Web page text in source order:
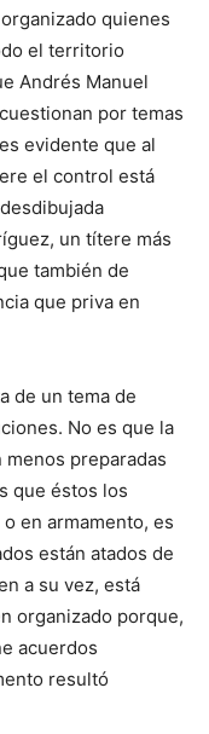
quienes
el territorio
Andrés Manuel
por temas
evidente que al
el control está
un títere más
también de
que priva en
de un tema de
No es que la
menos preparadas
que éstos los
en armamento, es
están atados de
a su vez, está
organizado porque,
acuerdos
resultó